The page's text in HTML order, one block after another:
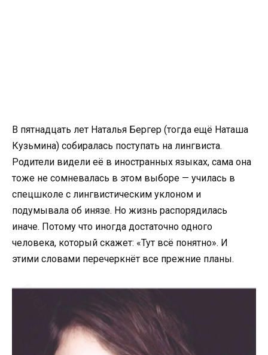
В пятнадцать лет Наталья Бергер (тогда ещё Наташа
Кузьмина) собиралась поступать на лингвиста.
Родители видели её в иностранных языках, сама она
тоже не сомневалась в этом выборе — училась в
спецшколе с лингвистическим уклоном и
подумывала об инязе. Но жизнь распорядилась
иначе. Потому что иногда достаточно одного
человека, который скажет: «Тут всё понятно». И
этими словами перечеркнёт все прежние планы.